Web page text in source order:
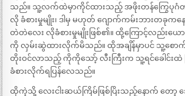
သည်။ သူ့လက်ထဲမှာကိုင်ထားသည့် အဖိုးတန်ကြွေပုဂံ
လို ခံစားမှုမျိုး၊ ဒါမှ မဟုတ် ဂျောက်ကမ်းဘားတခုက
တဲတဲလေး လိုခံစားမှုမျိုးဖြစ်၏။ ထို့ကြောင့်လည်းယေ
ကို လှမ်းဆွဲထားလိုက်မိသည်။ ထိုအချိန်မှာပင် သူ့စေ
တိုးဝင်လာသည့် ကိုကိုသော့် လီးကြီးက သူ့ရင်ခေါင်းထဲ
ခံစားလိုက်ရပြန်လေသည်။
ထိုကဲ့သို့ လေးငါးဆယ်ကြိမ်ဖြစ်ပြိးသည့်နောက် တော့ ဒေ